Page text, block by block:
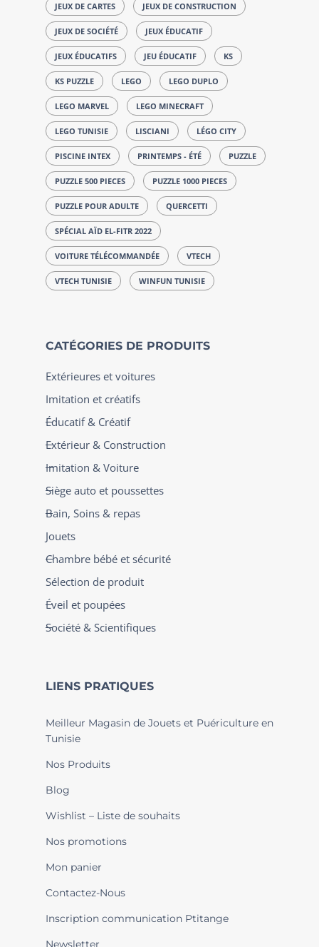
JEUX DE CARTES JEUX DE CONSTRUCTION
JEUX DE SOCIÉTÉ JEUX ÉDUCATIF
JEUX ÉDUCATIFS JEU ÉDUCATIF KS
KS PUZZLE LEGO LEGO DUPLO
LEGO MARVEL LEGO MINECRAFT
LEGO TUNISIE LISCIANI LÉGO CITY
PISCINE INTEX PRINTEMPS - ÉTÉ PUZZLE
PUZZLE 500 PIECES PUZZLE 1000 PIECES
PUZZLE POUR ADULTE QUERCETTI
SPÉCIAL AÏD EL-FITR 2022
VOITURE TÉLÉCOMMANDÉE VTECH
VTECH TUNISIE WINFUN TUNISIE
CATÉGORIES DE PRODUITS
Extérieures et voitures
Imitation et créatifs
Éducatif & Créatif
Extérieur & Construction
Imitation & Voiture
Siège auto et poussettes
Bain, Soins & repas
Jouets
Chambre bébé et sécurité
Sélection de produit
Éveil et poupées
Société & Scientifiques
LIENS PRATIQUES
Meilleur Magasin de Jouets et Puériculture en
Tunisie
Nos Produits
Blog
Wishlist – Liste de souhaits
Nos promotions
Mon panier
Contactez-Nous
Inscription communication Ptitange
Newsletter